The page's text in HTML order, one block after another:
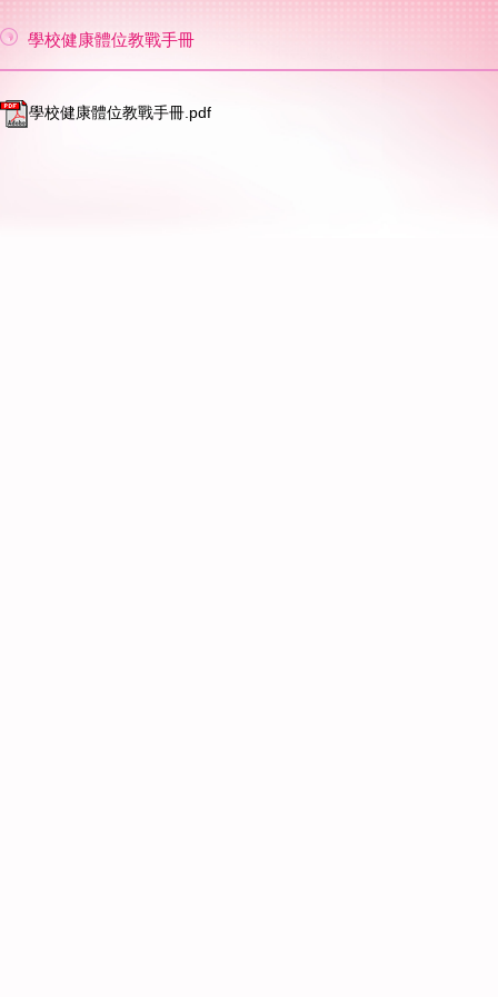
學校健康體位教戰手冊
學校健康體位教戰手冊.pdf